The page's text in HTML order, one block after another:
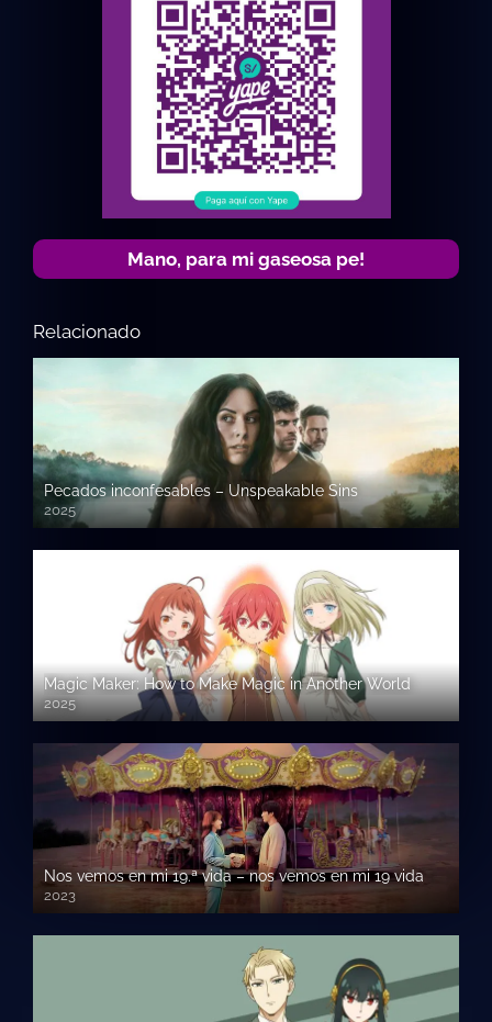
Mano, para mi gaseosa pe!
Relacionado
Pecados inconfesables – Unspeakable Sins
2025
Magic Maker: How to Make Magic in Another World
2025
Nos vemos en mi 19.ª vida – nos vemos en mi 19 vida
2023